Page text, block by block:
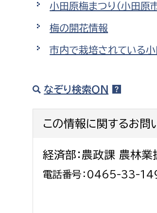
小田原梅まつり（小田原
梅の開花情報
市内で栽培されている
なぞり検索ON
この情報に関するお問
経済部：農政課 農林業
電話番号：0465-33-